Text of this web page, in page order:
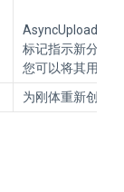
标记指示新分配
您可以将其用作
为刚体重新创建